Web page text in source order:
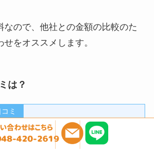
なので、他社との金額の比較のた
をオススメします。
は？
ミ
かった